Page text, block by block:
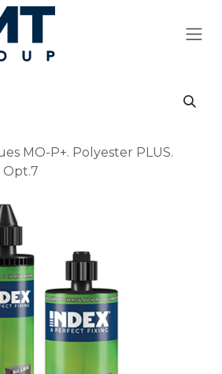
MO-P+. Polyester PLUS.
Opt.7